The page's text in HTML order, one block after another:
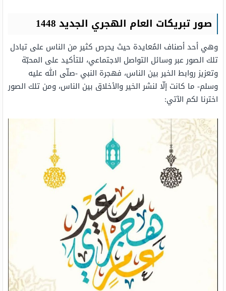
صور تبريكات العام الهجري الجديد 1448
وهي أحد أصناف المُعايدة حيث يحرص كثير من الناس على تبادل
تلك الصور عبر وسائل التواصل الاجتماعي، للتأكيد على المحبّة
وتعزيز روابط الخير بين الناس، فهجرة النبي -صلّى الله عليه
وسلم- ما كانت إلّا لنشر الخير والأخلاق بين الناس، ومن تلك الصور
اخترنا لكم الآتي: